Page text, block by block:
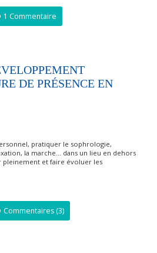
1 Commentaire
DE PRÉSENCE EN
pratiquer le sophrologie,
la marche… dans un lieu en dehors
pleinement et faire évoluer les
Commentaires (3)